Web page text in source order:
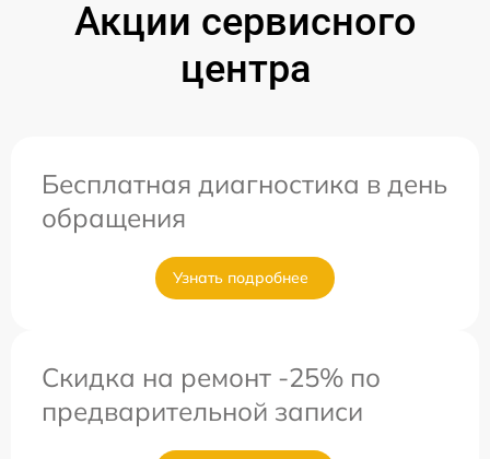
Акции сервисного
центра
Бесплатная диагностика в день
обращения
Узнать подробнее
Скидка на ремонт -25% по
предварительной записи